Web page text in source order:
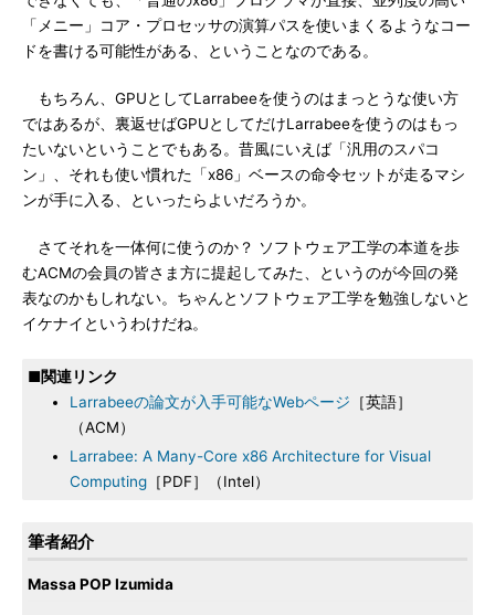
「メニー」コア・プロセッサの演算パスを使いまくるようなコー
ドを書ける可能性がある、ということなのである。
もちろん、GPUとしてLarrabeeを使うのはまっとうな使い方
ではあるが、裏返せばGPUとしてだけLarrabeeを使うのはもっ
たいないということでもある。昔風にいえば「汎用のスパコ
ン」、それも使い慣れた「x86」ベースの命令セットが走るマシ
ンが手に入る、といったらよいだろうか。
さてそれを一体何に使うのか？ ソフトウェア工学の本道を歩
むACMの会員の皆さま方に提起してみた、というのが今回の発
表なのかもしれない。ちゃんとソフトウェア工学を勉強しないと
イケナイというわけだね。
■関連リンク
Larrabeeの論文が入手可能なWebページ ［英語］
（ACM）
Larrabee: A Many-Core x86 Architecture for Visual
Computing ［PDF］（Intel）
筆者紹介
Massa POP Izumida